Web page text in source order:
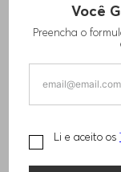
Você
Preencha o
Li e aceito os
CONTATO
CHAT
seg-sex: 09h às 20h
sáb: 09h às 15h
+55 11 5468-6948